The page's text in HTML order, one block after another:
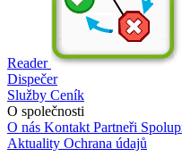
Reader
Dispečer
Služby Ceník
O společnosti
O nás Kontakt Partneři
Aktuality Ochrana údajů